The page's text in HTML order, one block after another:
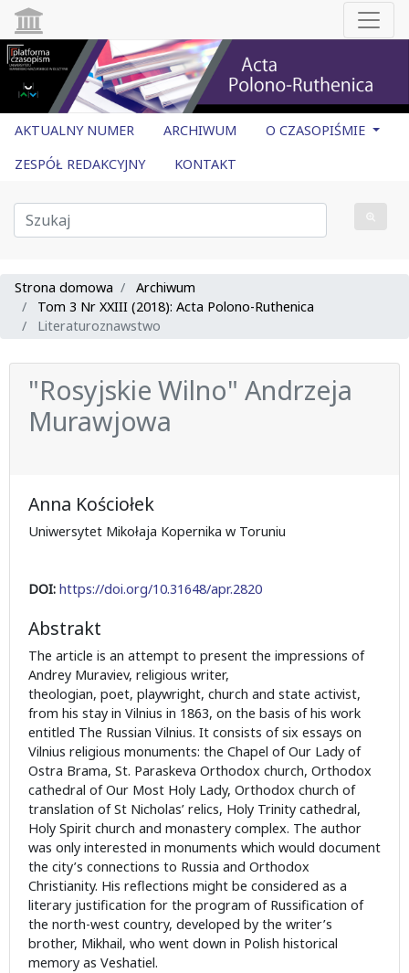
AKTUALNY NUMER ARCHIWUM
O CZASOPIŚMIE
ZESPÓŁ REDAKCYJNY
KONTAKT
Strona domowa
Archiwum
Tom 3 Nr XXIII (2018): Acta Polono-Ruthenica
Literaturoznawstwo
"Rosyjskie Wilno" Andrzeja
Murawjowa
Anna Kościołek
Uniwersytet Mikołaja Kopernika w Toruniu
DOI: https://doi.org/10.31648/apr.2820
Abstrakt
The article is an attempt to present the impressions of
Andrey Muraviev, religious writer,
theologian, poet, playwright, church and state activist,
from his stay in Vilnius in 1863, on the basis of his work
entitled The Russian Vilnius. It consists of six essays on
Vilnius religious monuments: the Chapel of Our Lady of
Ostra Brama, St. Paraskeva Orthodox church, Orthodox
cathedral of Our Most Holy Lady, Orthodox church of
translation of St Nicholas’ relics, Holy Trinity cathedral,
Holy Spirit church and monastery complex. The author
was only interested in monuments which would document
the city’s connections to Russia and Orthodox
Christianity. His reflections might be considered as a
literary justification for the program of Russification of
the north-west country, developed by the writer’s
brother, Mikhail, who went down in Polish historical
memory as Veshatiel.